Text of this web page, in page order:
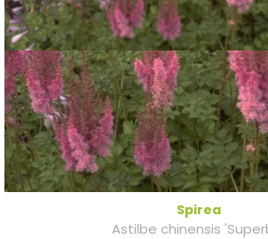
Spirea
Astilbe chinensis